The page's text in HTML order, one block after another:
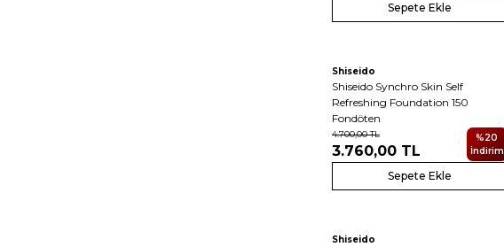
Sepete Ekle
Shiseido
Shiseido Synchro Skin Self
Refreshing Foundation 150
Fondöten
4.700,00TL
3.760,00 TL
%20
İndirim
Sepete Ekle
Shiseido